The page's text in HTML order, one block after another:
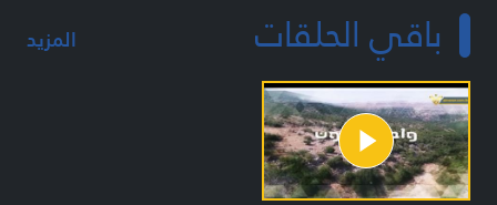
باقي الحلقات المزيد